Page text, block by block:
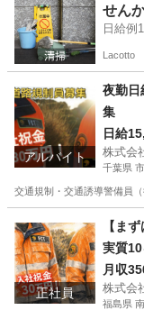
せん
Lacotto
アルバイト
夜勤
集
日給
株式会
千葉県
交通規制・交通誘導警備員
警備員
正社員
【ま
実質10
月収
株式会
福島県